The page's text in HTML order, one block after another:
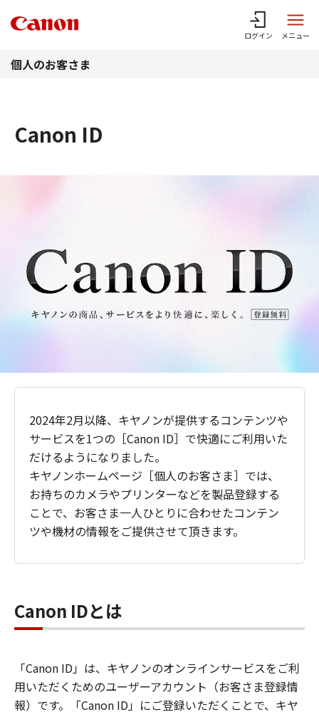
ログイン メニュー
個人のお客さま
Canon ID
2024年2月以降、キヤノンが提供するコンテンツや
サービスを1つの［Canon ID］で快適にご利用いた
だけるようになりました。
キヤノンホームページ［個人のお客さま］では、
お持ちのカメラやプリンターなどを製品登録する
ことで、お客さま一人ひとりに合わせたコンテン
ツや機材の情報をご提供させて頂きます。
Canon IDとは
「Canon ID」は、キヤノンのオンラインサービスをご利
用いただくためのユーザーアカウント（お客さま登録情
報）です。「Canon ID」にご登録いただくことで、キヤ